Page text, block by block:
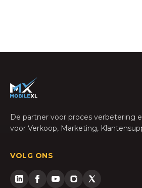
De partner voor proces verbetering
voor Verkoop, Marketing,
VOLG ONS